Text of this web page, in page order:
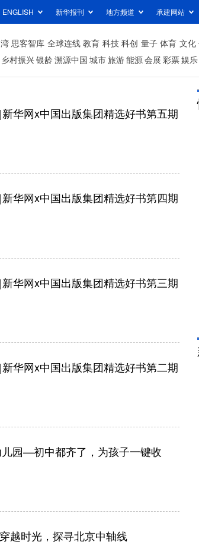
ENGLISH 新华报刊 地方频道 承建网站
思客智库 全球连线 教育 科技 科创 量子 体育 文化
乡村振兴银龄溯源中国 城市旅游能源会展 彩票娱乐
新华网x中国出版集团精选好书第五期
新华网x中国出版集团精选好书第四期
新华网x中国出版集团精选好书第三期
新华网x中国出版集团精选好书第二期
园—初中都齐了，为孩子一键收
越时光，探寻北京中轴线
韬奋基金会
第四届理事
中国机械工
业联合会副
王芳
外语教学与
李岩
国际儒学联